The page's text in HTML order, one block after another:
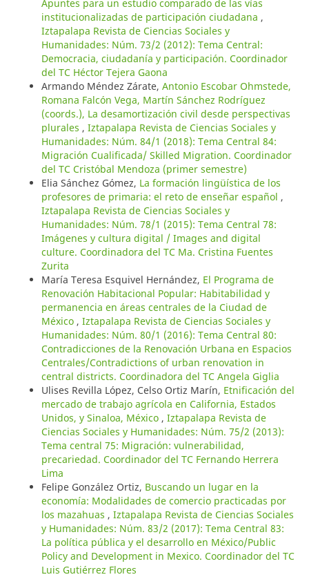
Apuntes para un estudio comparado de las vías
institucionalizadas de participación ciudadana ,
Iztapalapa Revista de Ciencias Sociales y
Humanidades: Núm. 73/2 (2012): Tema Central:
Democracia, ciudadanía y participación. Coordinador
del TC Héctor Tejera Gaona
Armando Méndez Zárate, Antonio Escobar Ohmstede,
Romana Falcón Vega, Martín Sánchez Rodríguez
(coords.), La desamortización civil desde perspectivas
plurales , Iztapalapa Revista de Ciencias Sociales y
Humanidades: Núm. 84/1 (2018): Tema Central 84:
Migración Cualificada/ Skilled Migration. Coordinador
del TC Cristóbal Mendoza (primer semestre)
Elia Sánchez Gómez, La formación lingüística de los
profesores de primaria: el reto de enseñar español ,
Iztapalapa Revista de Ciencias Sociales y
Humanidades: Núm. 78/1 (2015): Tema Central 78:
Imágenes y cultura digital / Images and digital
culture. Coordinadora del TC Ma. Cristina Fuentes
Zurita
María Teresa Esquivel Hernández, El Programa de
Renovación Habitacional Popular: Habitabilidad y
permanencia en áreas centrales de la Ciudad de
México , Iztapalapa Revista de Ciencias Sociales y
Humanidades: Núm. 80/1 (2016): Tema Central 80:
Contradicciones de la Renovación Urbana en Espacios
Centrales/Contradictions of urban renovation in
central districts. Coordinadora del TC Angela Giglia
Ulises Revilla López, Celso Ortiz Marín, Etnificación del
mercado de trabajo agrícola en California, Estados
Unidos, y Sinaloa, México , Iztapalapa Revista de
Ciencias Sociales y Humanidades: Núm. 75/2 (2013):
Tema central 75: Migración: vulnerabilidad,
precariedad. Coordinador del TC Fernando Herrera
Lima
Felipe González Ortiz, Buscando un lugar en la
economía: Modalidades de comercio practicadas por
los mazahuas , Iztapalapa Revista de Ciencias Sociales
y Humanidades: Núm. 83/2 (2017): Tema Central 83:
La política pública y el desarrollo en México/Public
Policy and Development in Mexico. Coordinador del TC
Luis Gutiérrez Flores